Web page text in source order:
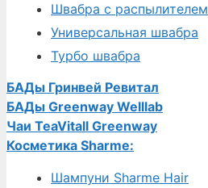
Швабра с распылителем
Универсальная швабра
Турбо швабра
БАДы Гринвей Ревитал
БАДы Greenway Welllab
Чаи TeaVitall Greenway
Косметика Sharme:
Шампуни Sharme Hair